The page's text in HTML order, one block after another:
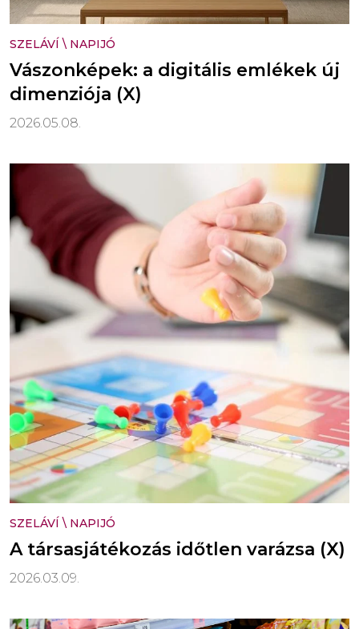
SZELÁVÍ \ NAPIJÓ
Vászonképek: a digitális emlékek új
dimenziója (X)
2026.05.08.
SZELÁVÍ \ NAPIJÓ
A társasjátékozás időtlen varázsa (X)
2026.03.09.